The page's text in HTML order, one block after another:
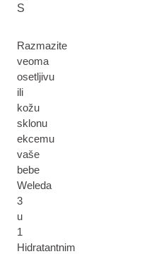
S
Razmazite
veoma
osetljivu
ili
kožu
sklonu
ekcemu
vaše
bebe
Weleda
3
u
1
Hidratantnim